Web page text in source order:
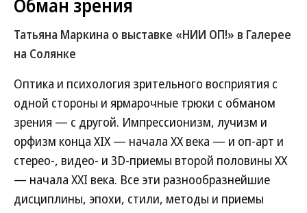
Обман зрения
Татьяна Маркина о выставке «НИИ ОП!» в Галерее
на Солянке
Оптика и психология зрительного восприятия с
одной стороны и ярмарочные трюки с обманом
зрения — с другой. Импрессионизм, лучизм и
орфизм конца XIX — начала ХХ века — и оп-арт и
стерео-, видео- и 3D-приемы второй половины XX
— начала XXI века. Все эти разнообразнейшие
дисциплины, эпохи, стили, методы и приемы